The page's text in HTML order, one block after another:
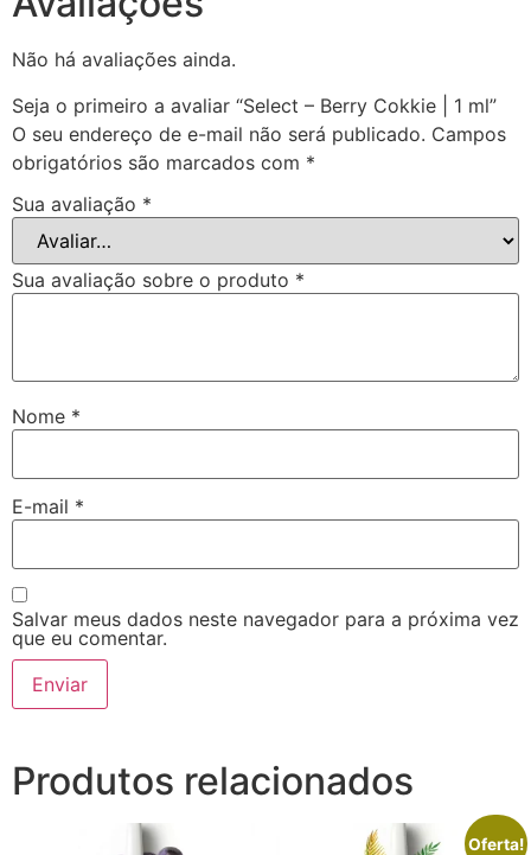
Não há avaliações ainda.
Seja o primeiro a avaliar “Select – Berry Cokkie | 1 ml”
O seu endereço de e-mail não será publicado. Campos
obrigatórios são marcados com *
Sua avaliação *
Sua avaliação sobre o produto *
Nome *
E-mail *
Salvar meus dados neste navegador para a próxima vez
que eu comentar.
Produtos relacionados
Oferta!